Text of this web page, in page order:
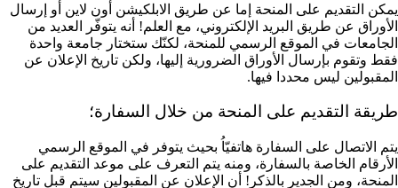
يمكن التقديم على المنحة إما عن طريق الابلكيشن أون لاين أو إرسال
الأوراق عن طريق البريد الإلكتروني، مع العلم! أنه يتوفّر العديد من
الجامعات في الموقع الرسمي للمنحة، لكنّك ستختار جامعة واحدة
فقط وتقوم بإرسال الأوراق الضرورية إليها، ولكن تاريخ الإعلان عن
المقبولين ليس محددا فيها.
طريقة التقديم على المنحة من خلال السفارة؛
يتم الاتصال على السفارة هاتفيّاُ بحيث يتوفر في الموقع الرسمي
الأرقام الخاصة بالسفارة، ومنه يتم التعرف على موعد التقديم على
المنحة، ومن الجدير بالذكر! أن الإعلان عن المقبولين سيتم قبل تاريخ